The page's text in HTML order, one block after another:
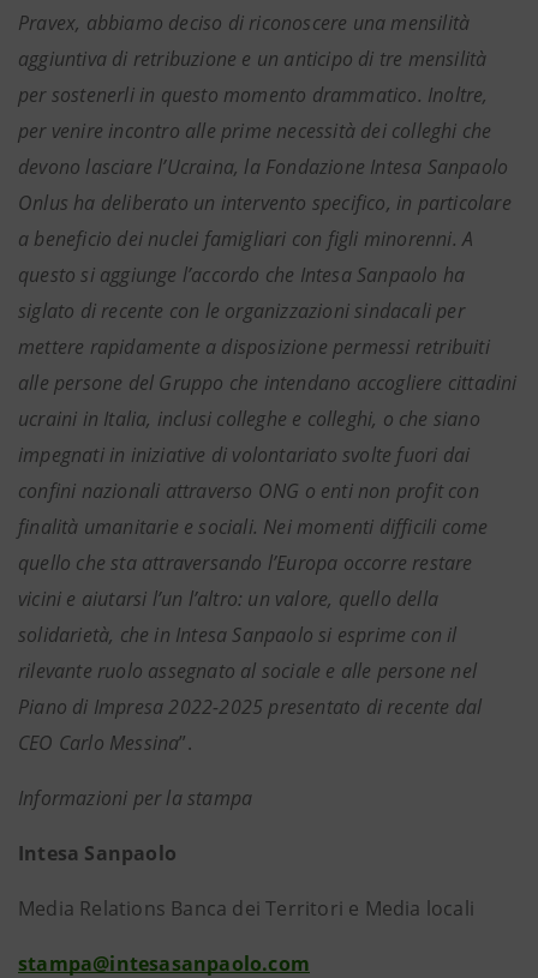
Pravex, abbiamo deciso di riconoscere una mensilità
aggiuntiva di retribuzione e un anticipo di tre mensilità
per sostenerli in questo momento drammatico. Inoltre,
per venire incontro alle prime necessità dei colleghi che
devono lasciare l’Ucraina, la Fondazione Intesa Sanpaolo
Onlus ha deliberato un intervento specifico, in particolare
a beneficio dei nuclei famigliari con figli minorenni. A
questo si aggiunge l’accordo che Intesa Sanpaolo ha
siglato di recente con le organizzazioni sindacali per
mettere rapidamente a disposizione permessi retribuiti
alle persone del Gruppo che intendano accogliere cittadini
ucraini in Italia, inclusi colleghe e colleghi, o che siano
impegnati in iniziative di volontariato svolte fuori dai
confini nazionali attraverso ONG o enti non profit con
finalità umanitarie e sociali. Nei momenti difficili come
quello che sta attraversando l’Europa occorre restare
vicini e aiutarsi l’un l’altro: un valore, quello della
solidarietà, che in Intesa Sanpaolo si esprime con il
rilevante ruolo assegnato al sociale e alle persone nel
Piano di Impresa 2022-2025 presentato di recente dal
CEO Carlo Messina”.
Informazioni per la stampa
Intesa Sanpaolo
Media Relations Banca dei Territori e Media locali
stampa@intesasanpaolo.com